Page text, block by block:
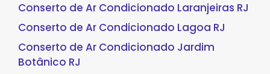
Conserto de Ar Condicionado Laranjeiras RJ
Conserto de Ar Condicionado Lagoa RJ
Conserto de Ar Condicionado Jardim
Botânico RJ